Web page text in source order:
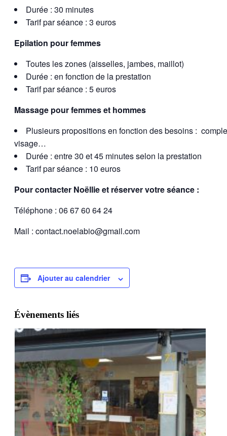
Durée : 30 minutes
Tarif par séance : 3 euros
Epilation pour femmes
Toutes les zones (aisselles, jambes, maillot)
Durée : en fonction de la prestation
Tarif par séance : 5 euros
Massage pour femmes et hommes
Plusieurs propositions en fonction des besoins :
visage…
Durée : entre 30 et 45 minutes selon la prestation
Tarif par séance : 10 euros
Pour contacter Noëllie et réserver votre séance :
Téléphone : 06 67 60 64 24
Mail : contact.noelabio@gmail.com
Ajouter au calendrier
Évènements liés